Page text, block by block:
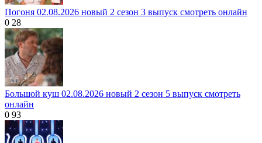
Погоня 02.08.2026 новый 2 сезон 3 выпуск смотреть онлайн
0 28
Большой куш 02.08.2026 новый 2 сезон 5 выпуск смотреть
онлайн
0 93